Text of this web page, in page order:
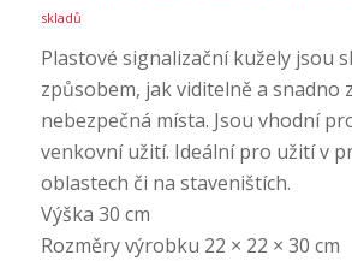
skladů
Plastové signalizační kužely jsou
způsobem, jak viditelně a snadno
nebezpečná místa. Jsou vhodní
venkovní užití. Ideální pro užití v
oblastech či na staveništích.
Výška 30 cm
Rozměry výrobku 22 × 22 × 30 cm